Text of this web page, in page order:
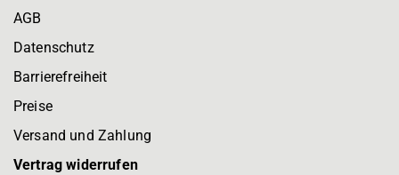
AGB
Datenschutz
Barrierefreiheit
Preise
Versand und Zahlung
Vertrag widerrufen